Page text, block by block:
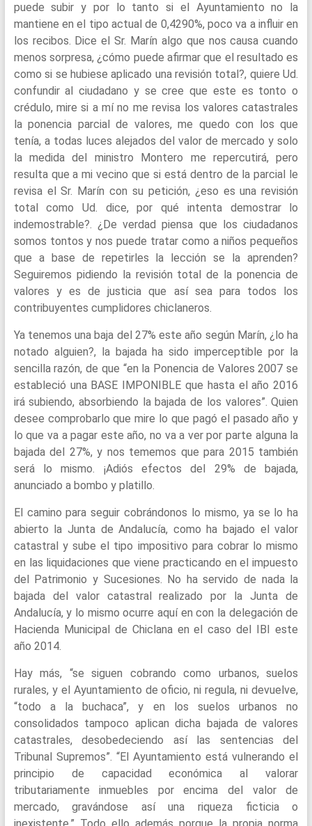
puede subir y por lo tanto si el Ayuntamiento no la
mantiene en el tipo actual de 0,4290%, poco va a influir en
los recibos. Dice el Sr. Marín algo que nos causa cuando
menos sorpresa, ¿cómo puede afirmar que el resultado es
como si se hubiese aplicado una revisión total?, quiere Ud.
confundir al ciudadano y se cree que este es tonto o
crédulo, mire si a mí no me revisa los valores catastrales
la ponencia parcial de valores, me quedo con los que
tenía, a todas luces alejados del valor de mercado y solo
la medida del ministro Montero me repercutirá, pero
resulta que a mi vecino que si está dentro de la parcial le
revisa el Sr. Marín con su petición, ¿eso es una revisión
total como Ud. dice, por qué intenta demostrar lo
indemostrable?. ¿De verdad piensa que los ciudadanos
somos tontos y nos puede tratar como a niños pequeños
que a base de repetirles la lección se la aprenden?
Seguiremos pidiendo la revisión total de la ponencia de
valores y es de justicia que así sea para todos los
contribuyentes cumplidores chiclaneros.
Ya tenemos una baja del 27% este año según Marín, ¿lo ha
notado alguien?, la bajada ha sido imperceptible por la
sencilla razón, de que “en la Ponencia de Valores 2007 se
estableció una BASE IMPONIBLE que hasta el año 2016
irá subiendo, absorbiendo la bajada de los valores”. Quien
desee comprobarlo que mire lo que pagó el pasado año y
lo que va a pagar este año, no va a ver por parte alguna la
bajada del 27%, y nos tememos que para 2015 también
será lo mismo. ¡Adiós efectos del 29% de bajada,
anunciado a bombo y platillo.
El camino para seguir cobrándonos lo mismo, ya se lo ha
abierto la Junta de Andalucía, como ha bajado el valor
catastral y sube el tipo impositivo para cobrar lo mismo
en las liquidaciones que viene practicando en el impuesto
del Patrimonio y Sucesiones. No ha servido de nada la
bajada del valor catastral realizado por la Junta de
Andalucía, y lo mismo ocurre aquí en con la delegación de
Hacienda Municipal de Chiclana en el caso del IBI este
año 2014.
Hay más, “se siguen cobrando como urbanos, suelos
rurales, y el Ayuntamiento de oficio, ni regula, ni devuelve,
“todo a la buchaca”, y en los suelos urbanos no
consolidados tampoco aplican dicha bajada de valores
catastrales, desobedeciendo así las sentencias del
Tribunal Supremos”. “El Ayuntamiento está vulnerando el
principio de capacidad económica al valorar
tributariamente inmuebles por encima del valor de
mercado, gravándose así una riqueza ficticia o